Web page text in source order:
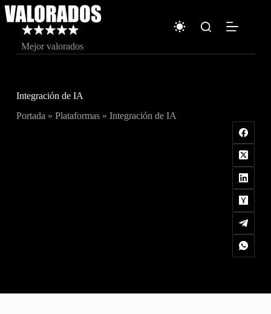
Saltar
al
contenido
Mejor valorados
Integración de IA
Portada » Plataformas» Integración de IA